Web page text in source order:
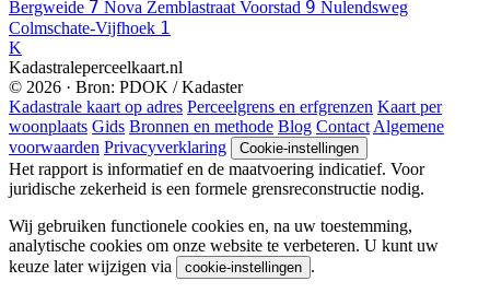
Bergweide 7 Nova Zemblastraat Voorstad 9 Nulendsweg
Colmschate-Vijfhoek 1
K
Kadastraleperceelkaart.nl
© 2026 · Bron: PDOK / Kadaster
Kadastrale kaart op adres Perceelgrens en erfgrenzen Kaart per
woonplaats Gids Bronnen en methode Blog ContactAlgemene
voorwaarden Privacyverklaring Cookie-instellingen
Het rapport is informatief en de maatvoering indicatief. Voor
juridische zekerheid is een formele grensreconstructie nodig.
Wij gebruiken functionele cookies en, na uw toestemming,
analytische cookies om onze website te verbeteren. U kunt uw
keuze later wijzigen via
cookie-instellingen .